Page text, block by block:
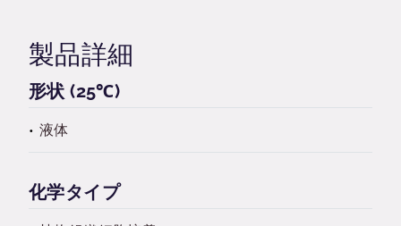
製品詳細
形状 (25℃)
液体
化学タイプ